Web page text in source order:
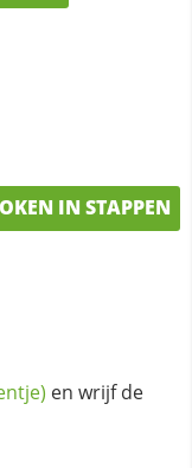
IN STAPPEN
en wrijf de